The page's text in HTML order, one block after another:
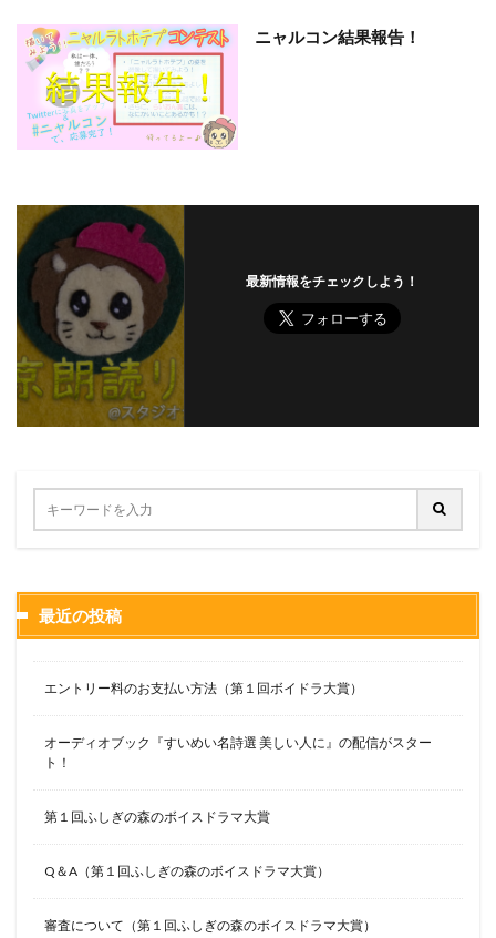
ニャルコン結果報告！
最新情報をチェックしよう！
最近の投稿
エントリー料のお支払い方法（第１回ボイドラ大賞）
オーディオブック『すいめい名詩選 美しい人に』の配信がスター
ト！
第１回ふしぎの森のボイスドラマ大賞
Q＆A（第１回ふしぎの森のボイスドラマ大賞）
審査について（第１回ふしぎの森のボイスドラマ大賞）